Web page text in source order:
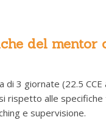
del mentor
3 giornate (22.5 CCE
rispetto alle
e supervisione.